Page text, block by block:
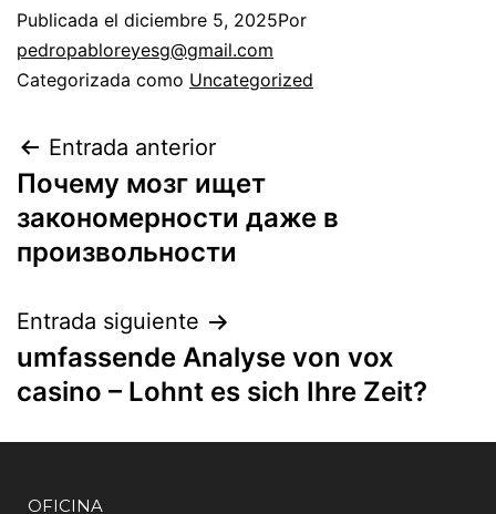
Publicada el diciembre 5, 2025Por
pedropabloreyesg@gmail.com
Categorizada como Uncategorized
Entrada anterior
Почему мозг ищет
закономерности даже в
произвольности
Entrada siguiente
umfassende Analyse von vox
casino – Lohnt es sich Ihre Zeit?
OFICINA